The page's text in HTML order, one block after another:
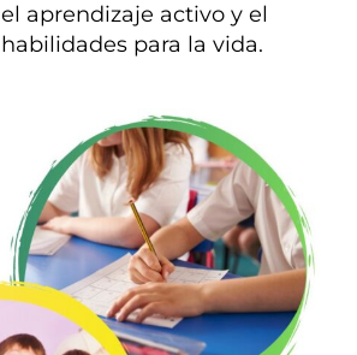
aprendizaje activo y el
para la vida.